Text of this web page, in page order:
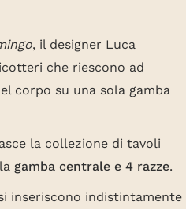
, il designer Luca
che riescono ad
corpo su una sola gamba
la collezione di tavoli
gamba centrale e 4 razze.
inseriscono indistintamente